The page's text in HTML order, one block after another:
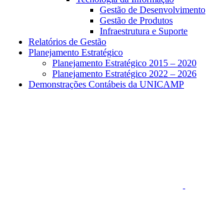
Gestão de Desenvolvimento
Gestão de Produtos
Infraestrutura e Suporte
Relatórios de Gestão
Planejamento Estratégico
Planejamento Estratégico 2015 – 2020
Planejamento Estratégico 2022 – 2026
Demonstrações Contábeis da UNICAMP